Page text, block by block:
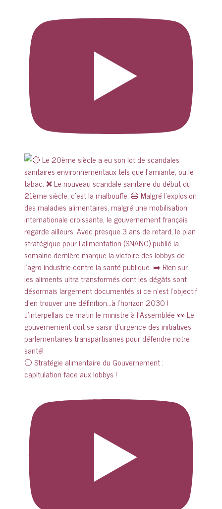
🔴 Stratégie alimentaire du Gouvernement :
capitulation face aux lobbys !